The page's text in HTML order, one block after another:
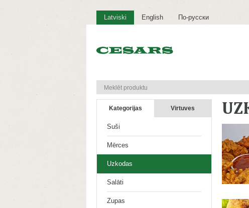
Latviski English По-русски
Kategorijas Virtuves
Suši
Mērces
Uzkodas
Salāti
Zupas